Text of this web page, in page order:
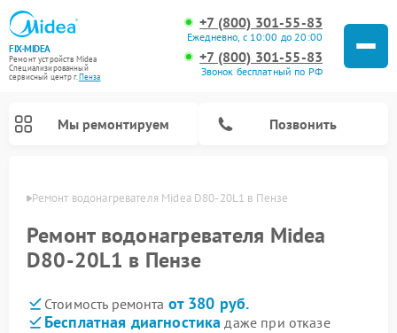
FIX-MIDEA
Ремонт устройств Midea
Специализированный
cервисный центр г.Пенза
+7 (800) 301-55-83
Ежедневно, с 10:00 до 20:00
+7 (800) 301-55-83
Звонок бесплатный по РФ
Мы ремонтируем Позвонить
Ремонт водонагревателя Midea D80-20L1 в Пензе
Ремонт водонагревателя Midea
D80-20L1 в Пензе
Стоимость ремонта от 380 руб.
Бесплатная диагностика даже при отказе